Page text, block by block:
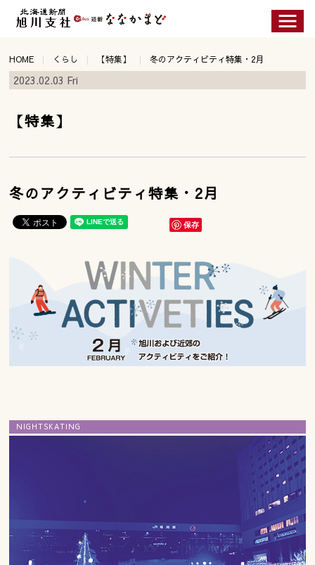
HOME くらし 【特集】 冬のアクティビティ特集・2月
2023.02.03 Fri
【特集】
冬のアクティビティ特集・2月
保存
NIGHTSKATING